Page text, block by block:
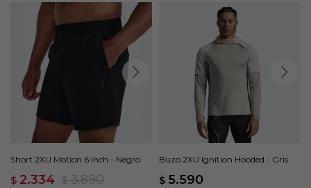
Short 2XU Motion 6 Inch - Negro
$ 2.334 $ 3.890
Buzo 2XU Ignition Hooded - Gris
$ 5.590